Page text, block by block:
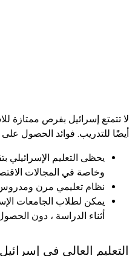
لا تتمتع إسرائيل بفرص ممتازة
أيضًا للتدريب. فوائد الحصول
يحظى التعليم الإسرائيلي
وخاصة في المجالات
نظام تعليمي مرن ومدروس
يمكن لطلاب الجامعات
أثناء الدراسة ، دون
التعليم العالي في إسرائيل